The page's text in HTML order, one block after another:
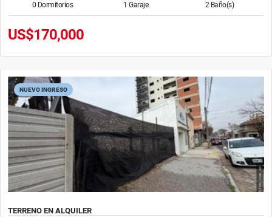
0 Dormitorios 1 Garaje 2 Baño(s)
US$170,000
NUEVO INGRESO
TERRENO EN ALQUILER